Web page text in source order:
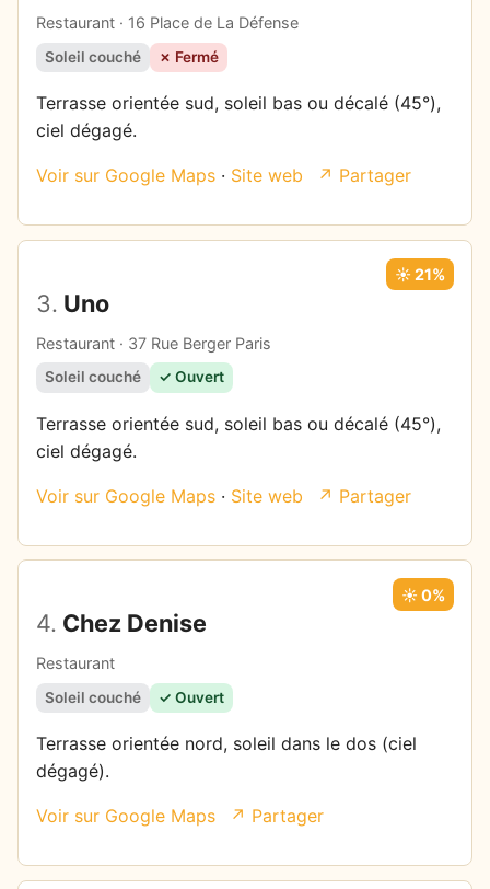
Restaurant · 16 Place de La Défense
Soleil couché ✗ Fermé
Terrasse orientée sud, soleil bas ou décalé (45°),
ciel dégagé.
Voir sur Google Maps · Site web ↗ Partager
3. Uno
Restaurant · 37 Rue Berger Paris
☀️ 21%
Soleil couché ✓ Ouvert
Terrasse orientée sud, soleil bas ou décalé (45°),
ciel dégagé.
Voir sur Google Maps · Site web ↗ Partager
4. Chez Denise
Restaurant
☀️ 0%
Soleil couché ✓ Ouvert
Terrasse orientée nord, soleil dans le dos (ciel
dégagé).
Voir sur Google Maps ↗ Partager